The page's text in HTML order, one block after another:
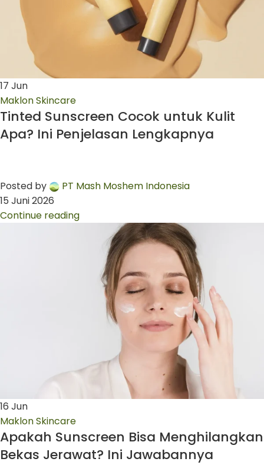
17 Jun
Maklon Skincare
Tinted Sunscreen Cocok untuk Kulit
Apa? Ini Penjelasan Lengkapnya
Posted by
PT Mash Moshem Indonesia
15 Juni 2026
Continue reading
16 Jun
Maklon Skincare
Apakah Sunscreen Bisa Menghilangkan
Bekas Jerawat? Ini Jawabannya